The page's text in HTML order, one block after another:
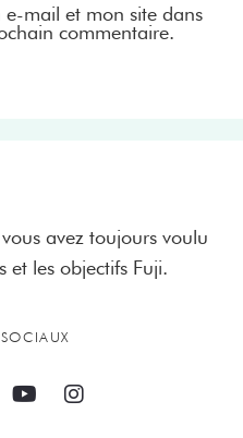
mail et mon site dans
commentaire.
avez toujours voulu
et les objectifs Fuji.